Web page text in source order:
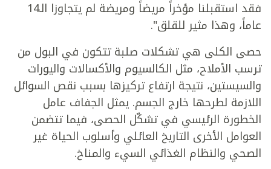
فقد استقبلنا مؤخراً مريضاً ومريضة لم يتجاوزا الـ14
عاماً، وهذا مثير للقلق".
حصى الكلى هي تشكلات صلبة تتكون في البول من
ترسب الأملاح، مثل الكالسيوم والأكسالات واليورات
والسيستين، نتيجة ارتفاع تركيزها بسبب نقص السوائل
اللازمة لطرحها خارج الجسم. يمثل الجفاف عامل
الخطورة الرئيسي في تشكّل الحصى، فيما تتضمن
العوامل الأخرى التاريخ العائلي وأسلوب الحياة غير
الصحي والنظام الغذائي السيء والمناخ.